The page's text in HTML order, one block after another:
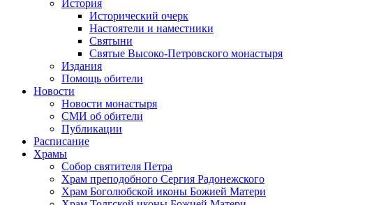
История
Исторический очерк
Настоятели и наместники
Святыни
Святые Высоко-Петровского монастыря
Издания
Помощь обители
Новости
Новости монастыря
СМИ об обители
Публикации
Расписание
Храмы
Собор святителя Петра
Храм преподобного Сергия Радонежского
Храм Боголюбской иконы Божией Матери